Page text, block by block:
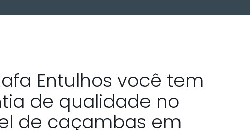
Entulhos você tem
de qualidade no
de caçambas em